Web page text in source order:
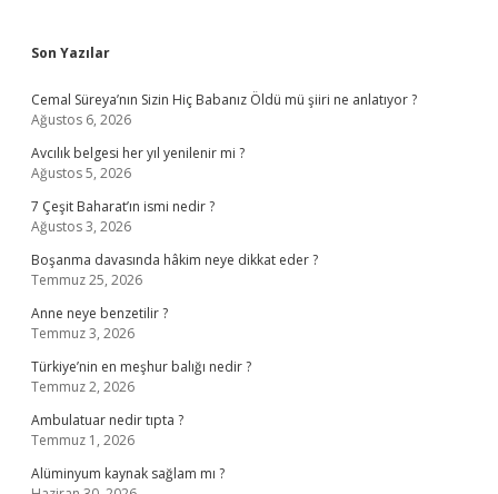
Sidebar
Son Yazılar
Cemal Süreya’nın Sizin Hiç Babanız Öldü mü şiiri ne anlatıyor ?
Ağustos 6, 2026
Avcılık belgesi her yıl yenilenir mi ?
Ağustos 5, 2026
7 Çeşit Baharat’ın ismi nedir ?
Ağustos 3, 2026
Boşanma davasında hâkim neye dikkat eder ?
Temmuz 25, 2026
Anne neye benzetilir ?
Temmuz 3, 2026
Türkiye’nin en meşhur balığı nedir ?
Temmuz 2, 2026
Ambulatuar nedir tıpta ?
Temmuz 1, 2026
Alüminyum kaynak sağlam mı ?